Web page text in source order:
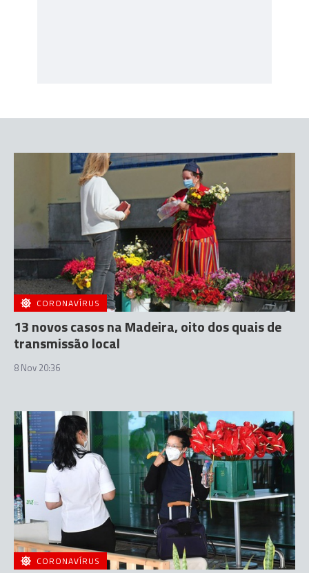
CORONAVÍRUS
13 novos casos na Madeira, oito dos quais de
transmissão local
8 Nov 20:36
CORONAVÍRUS